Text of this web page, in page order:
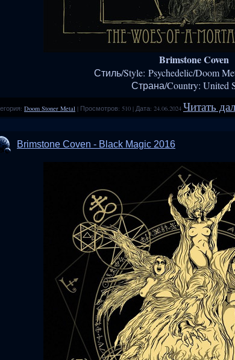
Brimstone Coven
Стиль/Style: Psychedelic/Doom
Страна/Country: United
Doom Stoner Metal | Просмотров: 510 | Дата: 24.06.2024 Читать
Brimstone Coven - Black Magic 2016